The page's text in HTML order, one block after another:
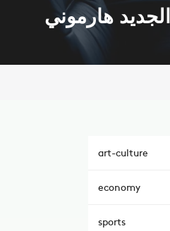
هارموني
art-culture
economy
sports